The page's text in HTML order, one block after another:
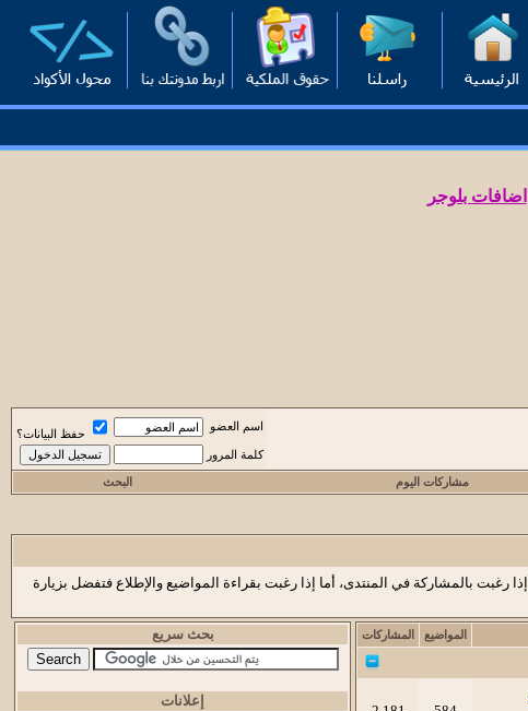
اضافات بلوجر
اسم العضو
حفظ البيانات؟
كلمة المرور
مشاركات اليوم البحث
إذا رغبت بالمشاركة في المنتدى، أما إذا رغبت بقراءة المواضيع والإطلاع فتفضل بزيارة
المواضيع المشاركات بحث سريع
إعلانات